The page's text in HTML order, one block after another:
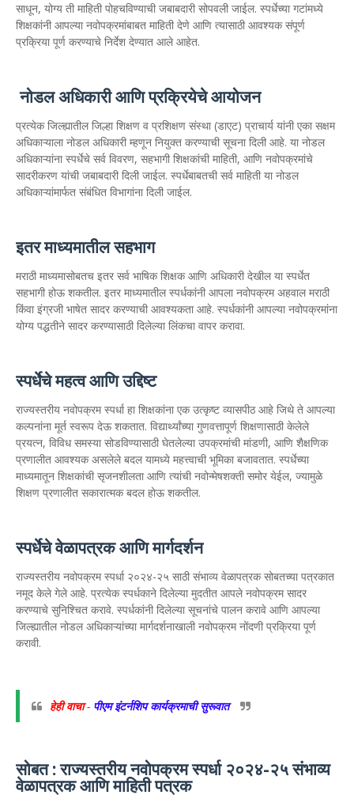
साधून, योग्य ती माहिती पोहचविण्याची जबाबदारी सोपवली जाईल. स्पर्धेच्या गटांमध्ये
शिक्षकांनी आपल्या नवोपक्रमांबाबत माहिती देणे आणि त्यासाठी आवश्यक संपूर्ण
प्रक्रिया पूर्ण करण्याचे निर्देश देण्यात आले आहेत.
नोडल अधिकारी आणि प्रक्रियेचे आयोजन
प्रत्येक जिल्ह्यातील जिल्हा शिक्षण व प्रशिक्षण संस्था (डाएट) प्राचार्य यांनी एका सक्षम
अधिकाऱ्याला नोडल अधिकारी म्हणून नियुक्त करण्याची सूचना दिली आहे. या नोडल
अधिकाऱ्यांना स्पर्धेचे सर्व विवरण, सहभागी शिक्षकांची माहिती, आणि नवोपक्रमांचे
सादरीकरण यांची जबाबदारी दिली जाईल. स्पर्धेबाबतची सर्व माहिती या नोडल
अधिकाऱ्यांमार्फत संबंधित विभागांना दिली जाईल.
इतर माध्यमातील सहभाग
मराठी माध्यमासोबतच इतर सर्व भाषिक शिक्षक आणि अधिकारी देखील या स्पर्धेत
सहभागी होऊ शकतील. इतर माध्यमातील स्पर्धकांनी आपला नवोपक्रम अहवाल मराठी
किंवा इंग्रजी भाषेत सादर करण्याची आवश्यकता आहे. स्पर्धकांनी आपल्या नवोपक्रमांना
योग्य पद्धतीने सादर करण्यासाठी दिलेल्या लिंकचा वापर करावा.
स्पर्धेचे महत्व आणि उद्दिष्ट
राज्यस्तरीय नवोपक्रम स्पर्धा हा शिक्षकांना एक उत्कृष्ट व्यासपीठ आहे जिथे ते आपल्या
कल्पनांना मूर्त स्वरूप देऊ शकतात. विद्यार्थ्यांच्या गुणवत्तापूर्ण शिक्षणासाठी केलेले
प्रयत्न, विविध समस्या सोडविण्यासाठी घेतलेल्या उपक्रमांची मांडणी, आणि शैक्षणिक
प्रणालीत आवश्यक असलेले बदल यामध्ये महत्त्वाची भूमिका बजावतात. स्पर्धेच्या
माध्यमातून शिक्षकांची सृजनशीलता आणि त्यांची नवोन्मेषशक्ती समोर येईल, ज्यामुळे
शिक्षण प्रणालीत सकारात्मक बदल होऊ शकतील.
स्पर्धेचे वेळापत्रक आणि मार्गदर्शन
राज्यस्तरीय नवोपक्रम स्पर्धा २०२४-२५ साठी संभाव्य वेळापत्रक सोबतच्या पत्रकात
नमूद केले गेले आहे. प्रत्येक स्पर्धकाने दिलेल्या मुदतीत आपले नवोपक्रम सादर
करण्याचे सुनिश्चित करावे. स्पर्धकांनी दिलेल्या सूचनांचे पालन करावे आणि आपल्या
जिल्ह्यातील नोडल अधिकाऱ्यांच्या मार्गदर्शनाखाली नवोपक्रम नोंदणी प्रक्रिया पूर्ण
करावी.
हेही वाचा- पीएम इंटर्नशिप कार्यक्रमाची सुरूवात
सोबत : राज्यस्तरीय नवोपक्रम स्पर्धा २०२४-२५ संभाव्य
वेळापत्रक आणि माहिती पत्रक